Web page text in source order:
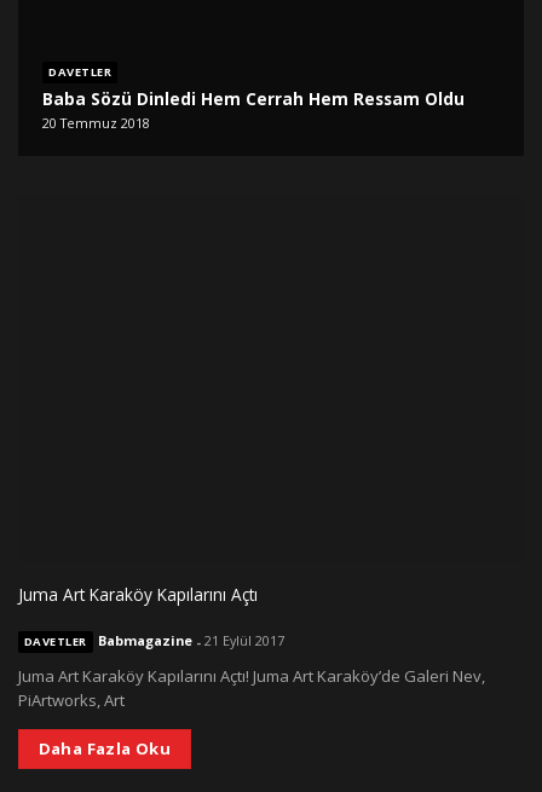
DAVETLER
Baba Sözü Dinledi Hem Cerrah Hem Ressam Oldu
20 Temmuz 2018
Juma Art Karaköy Kapılarını Açtı
DAVETLER Babmagazine- 21 Eylül 2017
Juma Art Karaköy Kapılarını Açtı! Juma Art Karaköy’de Galeri Nev,
PiArtworks, Art
Daha Fazla Oku